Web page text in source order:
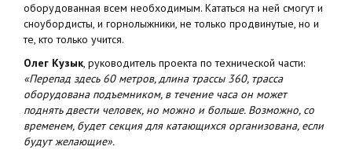
оборудованная всем необходимым. Кататься на ней смогут и
сноубордисты, и горнолыжники, не только продвинутые, но и
те, кто только учится.
Олег Кузык, руководитель проекта по технической части:
«Перепад здесь 60 метров, длина трассы 360, трасса
оборудована подъемником, в течение часа он может
поднять двести человек, но можно и больше. Возможно, со
временем, будет секция для катающихся организована, если
будут желающие».